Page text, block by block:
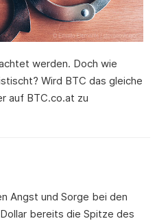
werden. Doch wie
Wird BTC das gleiche
auf BTC.co.at zu
Angst und Sorge bei den
bereits die Spitze des